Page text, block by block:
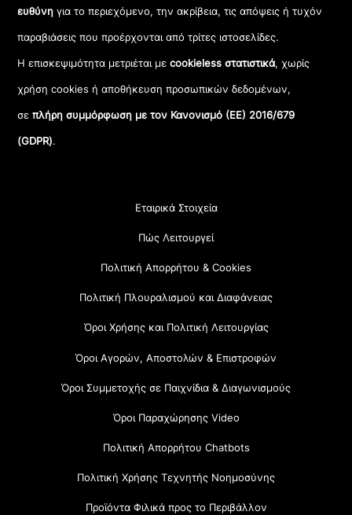
ευθύνη για το περιεχόμενο, την ακρίβεια, τις απόψεις ή τυχόν
παραβιάσεις που προέρχονται από τρίτες ιστοσελίδες.
Η επισκεψιμότητα μετριέται μεcookieless στατιστικά, χωρίς
χρήση cookies ή αποθήκευση προσωπικών δεδομένων,
σεπλήρη συμμόρφωση με τον Κανονισμό (ΕΕ) 2016/679
(GDPR).
Εταιρικά Στοιχεία
Πώς Λειτουργεί
Πολιτική Απορρήτου & Cookies
Πολιτική Πλουραλισμού και Διαφάνειας
Όροι Χρήσης και Πολιτική Λειτουργίας
Όροι Αγορών, Αποστολών & Επιστροφών
Όροι Συμμετοχής σε Παιχνίδια & Διαγωνισμούς
Όροι Παραχώρησης Video
Πολιτική Απορρήτου Chatbots
Πολιτική Χρήσης Τεχνητής Νοημοσύνης
Προϊόντα Φιλικά προς το Περιβάλλον